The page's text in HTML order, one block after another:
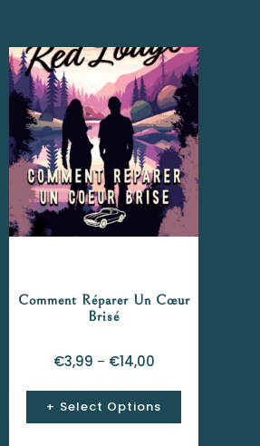
Comment Réparer Un Cœur
Brisé
€3,99 – €14,00
Select Options